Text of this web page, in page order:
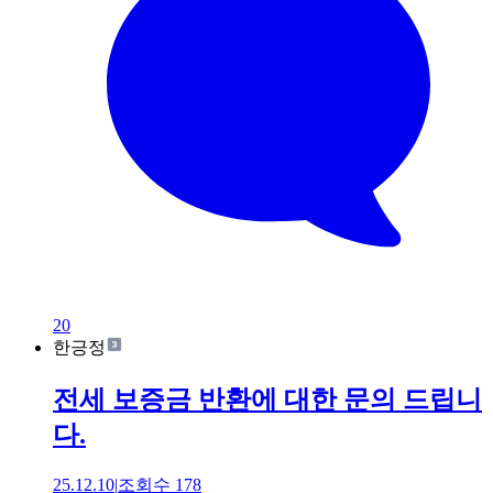
20
한긍정
전세 보증금 반환에 대한 문의 드립니
다.
25.12.10|조회수 178